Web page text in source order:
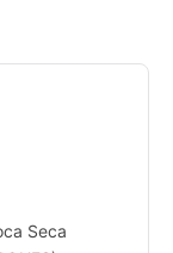
Seca